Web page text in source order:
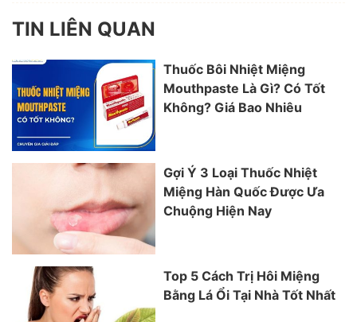
TIN LIÊN QUAN
Thuốc Bôi Nhiệt Miệng
Mouthpaste Là Gì? Có Tốt
Không? Giá Bao Nhiêu
Gợi Ý 3 Loại Thuốc Nhiệt
Miệng Hàn Quốc Được Ưa
Chuộng Hiện Nay
Top 5 Cách Trị Hôi Miệng
Bằng Lá Ổi Tại Nhà Tốt Nhất